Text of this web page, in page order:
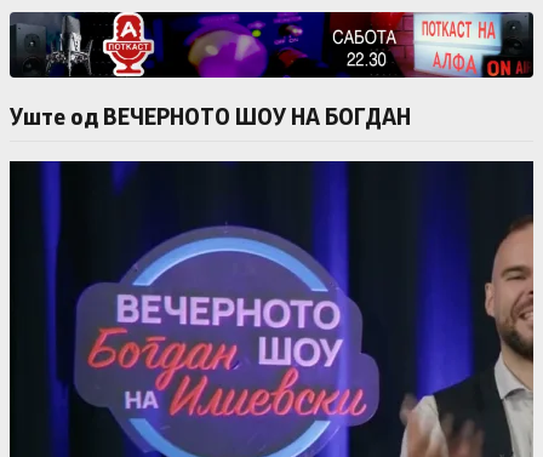
Уште од ВЕЧЕРНОТО ШОУ НА БОГДАН